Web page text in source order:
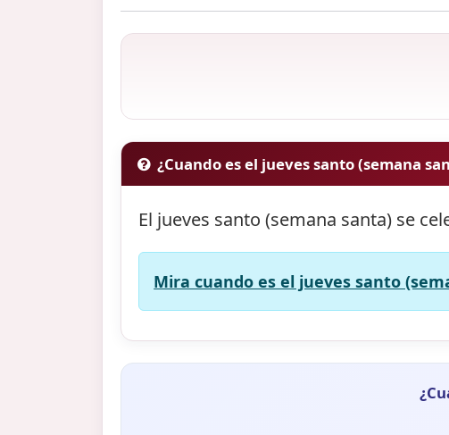
¿Cuando es el jueves santo (semana
El jueves santo (semana santa) se
Mira cuando es el jueves santo